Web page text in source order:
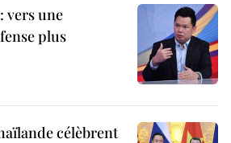
vers une
plus
célèbrent